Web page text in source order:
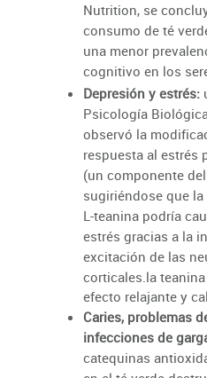
Nutrition, se
consumo de té
una menor
cognitivo en los
Depresión y estrés:
Psicología
observó la
respuesta al estrés
(un componente
sugiriéndose que
L-teanina podría
estrés gracias a la
excitación de las
corticales.la
efecto relajante y
Caries, problemas
infecciones de
catequinas